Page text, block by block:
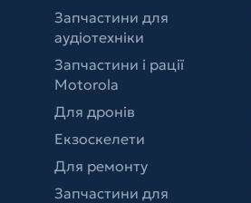
Запчастини для
аудіотехніки
Запчастини і рації
Motorola
Для дронів
Екзоскелети
Для ремонту
Запчастини для